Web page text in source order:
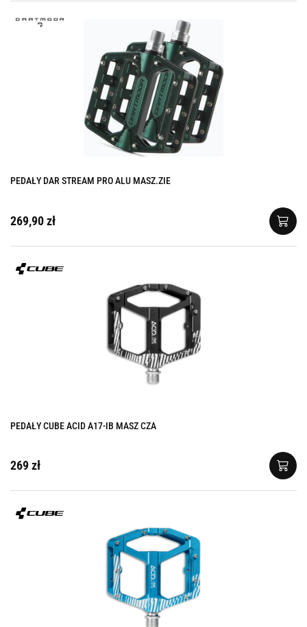
PEDAŁY DAR STREAM PRO ALU MASZ.ZIE
269,90 zł
PEDAŁY CUBE ACID A17-IB MASZ CZA
269 zł